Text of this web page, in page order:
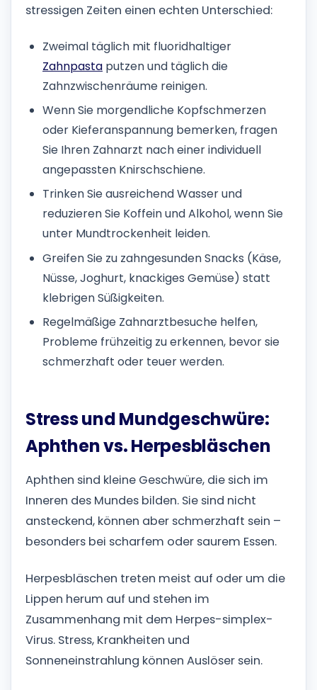
stressigen Zeiten einen echten Unterschied:
Zweimal täglich mit fluoridhaltiger
Zahnpasta putzen und täglich die
Zahnzwischenräume reinigen.
Wenn Sie morgendliche Kopfschmerzen
oder Kieferanspannung bemerken, fragen
Sie Ihren Zahnarzt nach einer individuell
angepassten Knirschschiene.
Trinken Sie ausreichend Wasser und
reduzieren Sie Koffein und Alkohol, wenn Sie
unter Mundtrockenheit leiden.
Greifen Sie zu zahngesunden Snacks (Käse,
Nüsse, Joghurt, knackiges Gemüse) statt
klebrigen Süßigkeiten.
Regelmäßige Zahnarztbesuche helfen,
Probleme frühzeitig zu erkennen, bevor sie
schmerzhaft oder teuer werden.
Stress und Mundgeschwüre:
Aphthen vs. Herpesbläschen
Aphthen sind kleine Geschwüre, die sich im
Inneren des Mundes bilden. Sie sind nicht
ansteckend, können aber schmerzhaft sein –
besonders bei scharfem oder saurem Essen.
Herpesbläschen treten meist auf oder um die
Lippen herum auf und stehen im
Zusammenhang mit dem Herpes-simplex-
Virus. Stress, Krankheiten und
Sonneneinstrahlung können Auslöser sein.